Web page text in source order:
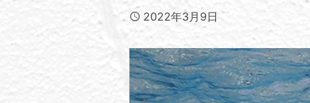
Published
2022年3月9日